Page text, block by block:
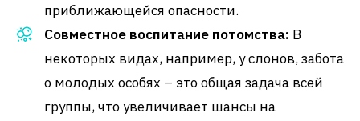
приближающейся опасности.
Совместное воспитание потомства: В
некоторых видах, например, у слонов, забота
о молодых особях – это общая задача всей
группы, что увеличивает шансы на